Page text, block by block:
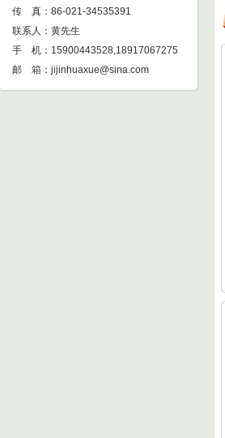
传 真：86-021-34535391
联系人：黄先生
手 机：15900443528,18917067275
邮 箱： jijinhuaxue@sina.com